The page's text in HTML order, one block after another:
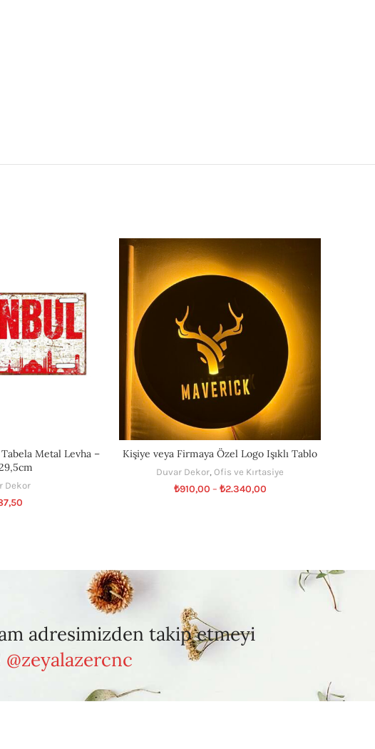
Metal Levha –
Dekor
Kişiye veya Firmaya Özel Logo Işıklı Tablo
Duvar Dekor, Ofis ve Kırtasiye
₺910,00 – ₺2.340,00
adresimizden takip etmeyi
@zeyalazercnc